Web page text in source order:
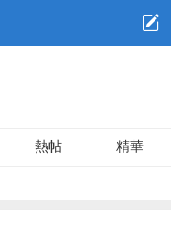
熱帖 精華